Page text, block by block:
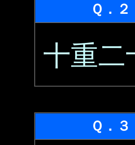
Ｑ．２
十重二
Ｑ．３